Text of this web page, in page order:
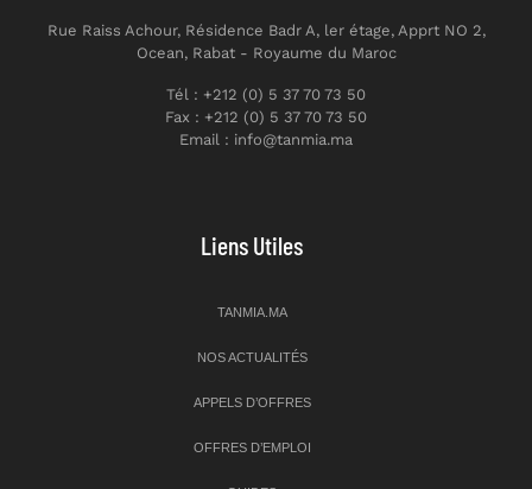
Rue Raiss Achour, Résidence Badr A, ler étage, Apprt NO 2,
Ocean, Rabat - Royaume du Maroc
Tél : +212 (0) 5 37 70 73 50
Fax : +212 (0) 5 37 70 73 50
Email : info@tanmia.ma
Liens Utiles
TANMIA.MA
NOS ACTUALITÉS
APPELS D’OFFRES
OFFRES D’EMPLOI